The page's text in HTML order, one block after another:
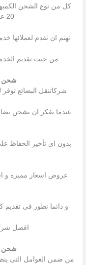
كل من نوع الشحن الكمیھ
20 عام فى مجال نقل مبرد
تھتم ان تقدم لعملائھا
من حیث تقدیم
شحن
شركاتنقل البضائع توفر
عندما تفكر ان تشحن
بدون اى تأخیر الحفاظ
عروض اسعار ممیزه و
و دائما نطور فى
افضل
شحن
من ضمن العوامل التى